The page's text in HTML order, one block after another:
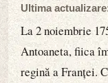
Ultima
La 2 noiembrie
Antoaneta, fiica
regină a Franței.